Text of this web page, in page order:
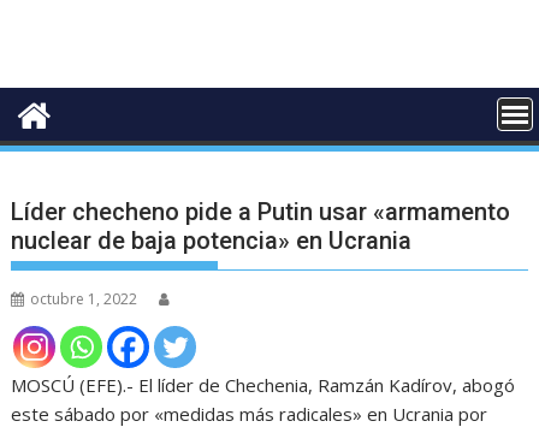
Líder checheno pide a Putin usar «armamento
nuclear de baja potencia» en Ucrania
octubre 1, 2022
MOSCÚ (EFE).- El líder de Chechenia, Ramzán Kadírov, abogó
este sábado por «medidas más radicales» en Ucrania por